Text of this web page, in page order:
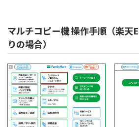
マルチコピー機 操作手順（楽天
りの場合）